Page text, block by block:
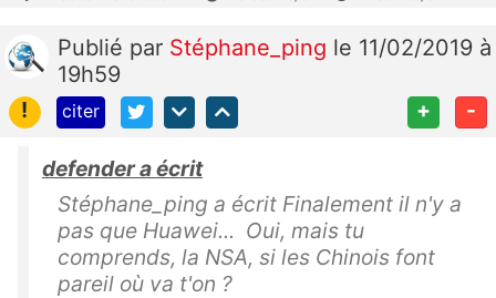
Publié par Stéphane_ping le 11/02/2019 à
19h59
!
citer + -
defender a écrit
Stéphane_ping a écrit Finalement il n'y a
pas que Huawei... Oui, mais tu
comprends, la NSA, si les Chinois font
pareil où va t'on ?